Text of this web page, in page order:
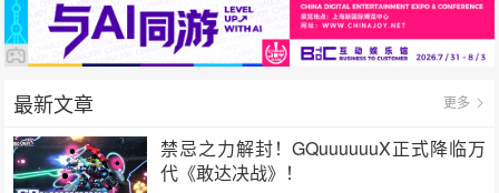
最新文章 更多
禁忌之力解封！GQuuuuuuX正式降临万
代《敢达决战》！